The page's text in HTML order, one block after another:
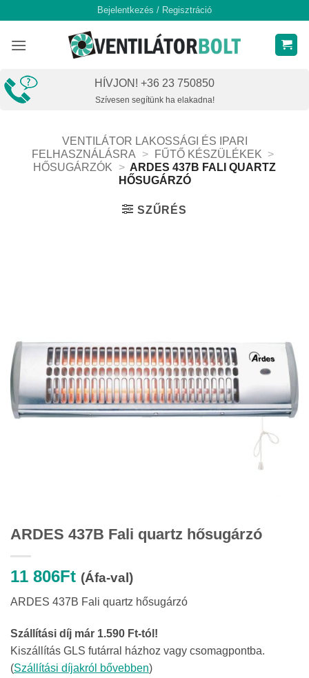
content
Bejelentkezés / Regisztráció
HÍVJON! +36 23 750850
Szívesen segítünk ha elakadna!
VENTILÁTOR LAKOSSÁGI ÉS IPARI
FELHASZNÁLÁSRA
> FŰTŐ KÉSZÜLÉKEK >
HŐSUGÁRZÓK
> ARDES 437B FALI QUARTZ
HŐSUGÁRZÓ
SZŰRÉS
ARDES 437B Fali quartz hősugárzó
11 806Ft (Áfa-val)
ARDES 437B Fali quartz hősugárzó
Szállítási díj már 1.590 Ft-tól!
Kiszállítás GLS futárral házhoz vagy csomagpontba.
(Szállítási díjakról bővebben)